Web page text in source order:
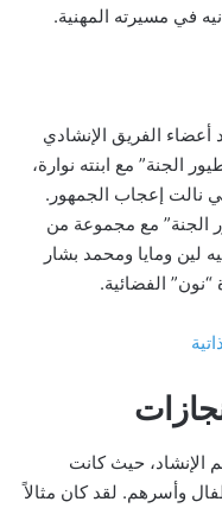
في مسيرته المهنية.
أعضاء الفريق الإنشادي
“طيور الجنة” مع ابنته نوارة،
نالت إعجاب الجمهور.
“طيور الجنة” مع مجموعة من
لين ومايا ومحمد بشار
“نون” الفضائية.
الإنشاد، حيث كانت
وأسرهم. لقد كان مثالاً